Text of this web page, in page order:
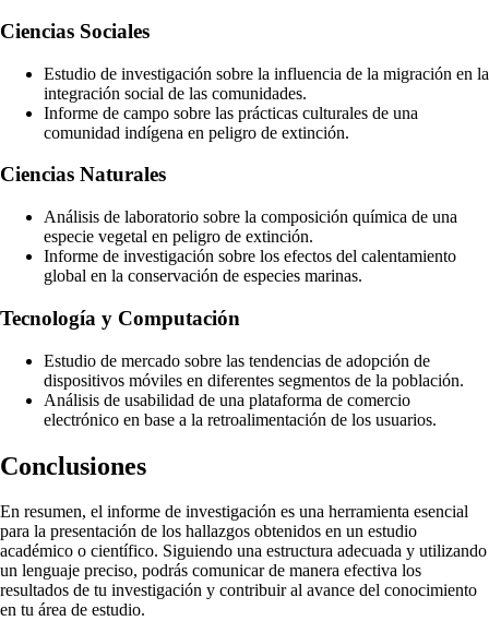
Ciencias Sociales
Estudio de investigación sobre la influencia de la migración en la
integración social de las comunidades.
Informe de campo sobre las prácticas culturales de una
comunidad indígena en peligro de extinción.
Ciencias Naturales
Análisis de laboratorio sobre la composición química de una
especie vegetal en peligro de extinción.
Informe de investigación sobre los efectos del calentamiento
global en la conservación de especies marinas.
Tecnología y Computación
Estudio de mercado sobre las tendencias de adopción de
dispositivos móviles en diferentes segmentos de la población.
Análisis de usabilidad de una plataforma de comercio
electrónico en base a la retroalimentación de los usuarios.
Conclusiones
En resumen, el informe de investigación es una herramienta esencial
para la presentación de los hallazgos obtenidos en un estudio
académico o científico. Siguiendo una estructura adecuada y utilizando
un lenguaje preciso, podrás comunicar de manera efectiva los
resultados de tu investigación y contribuir al avance del conocimiento
en tu área de estudio.